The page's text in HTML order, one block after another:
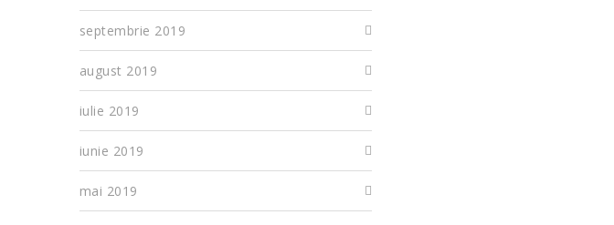
septembrie 2019
august 2019
iulie 2019
iunie 2019
mai 2019